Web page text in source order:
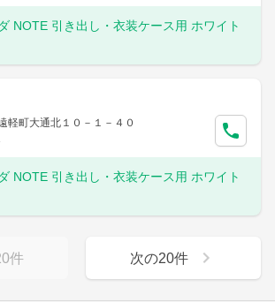
NOTE 引き出し・衣装ケース用 ホワイト
軽町大通北１０－１－４０
NOTE 引き出し・衣装ケース用 ホワイト
件 次の20件